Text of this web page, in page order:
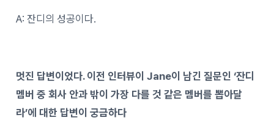
A: 잔디의 성공이다.
멋진 답변이었다. 이전 인터뷰이 Jane이 남긴 질문인 ‘잔디
멤버 중 회사 안과 밖이 가장 다를 것 같은 멤버를 뽑아달
라’에 대한 답변이 궁금하다